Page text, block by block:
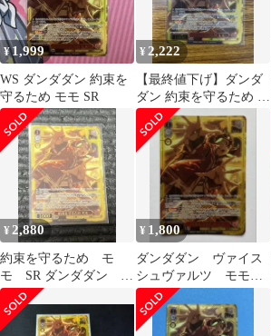
¥1,999
WS ダンダダン 約束を
守るため モモ SR
¥ 2,222
【最終値下げ】ダンダ
ダン 約束を守るため モ
モ SR ws
¥2,880
約束を守るため モ
モ SR ダンダダン ヴ
ァイスシュヴァルツ
¥ 1,800
ダンダダン ヴァイス
シュヴァルツ モモ
約束を守るため SR